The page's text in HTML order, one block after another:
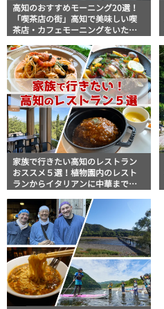
高知のおすすめモーニング20選！
「喫茶店の街」高知で美味しい喫
茶店・カフェモーニングをいただ
家族で行きたい高知のレストラン
おススメ５選！植物園内のレスト
ランからイタリアンに中華まで楽